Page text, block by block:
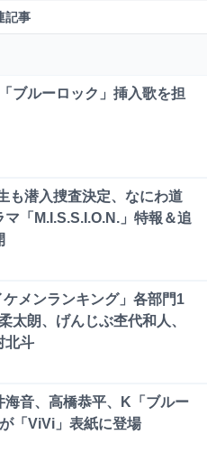
記事
ブルーロック」挿入歌を担
も潜入捜査決定、なにわ道
「M.I.S.S.I.O.N.」特報＆追
ケメンランキング」各部門1
太朗、げんじぶ杢代和人、
北斗
海音、高橋恭平、K「ブルー
「ViVi」表紙に登場